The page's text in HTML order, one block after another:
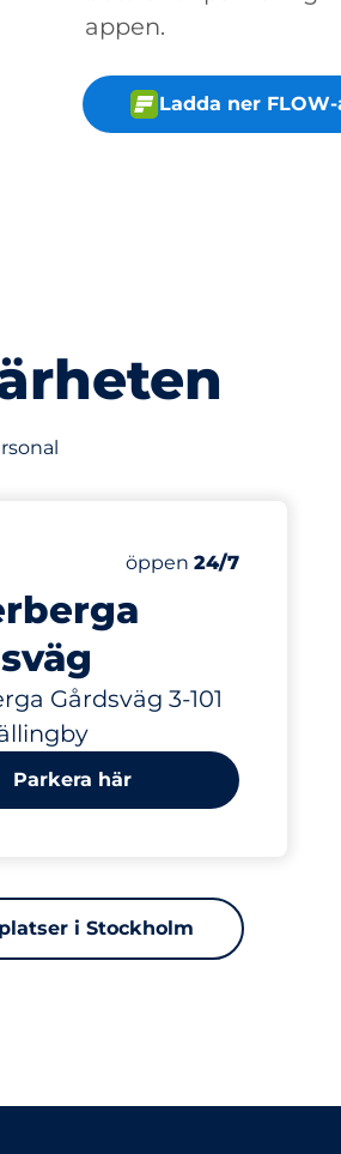
appen.
Ladda ner
Gårdsväg 3-101
Antal parkeringsplatser:
Totalt antal platser
Fredag
öppen24/7
Parkera här
i Stockholm